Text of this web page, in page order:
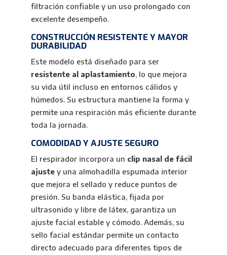
filtración confiable y un uso prolongado con
excelente desempeño.
CONSTRUCCIÓN RESISTENTE Y MAYOR
DURABILIDAD
Este modelo está diseñado para ser
resistente al aplastamiento, lo que mejora
su vida útil incluso en entornos cálidos y
húmedos. Su estructura mantiene la forma y
permite una respiración más eficiente durante
toda la jornada.
COMODIDAD Y AJUSTE SEGURO
El respirador incorpora un clip nasal de fácil
ajustey una almohadilla espumada interior
que mejora el sellado y reduce puntos de
presión. Su banda elástica, fijada por
ultrasonido y libre de látex, garantiza un
ajuste facial estable y cómodo. Además, su
sello facial estándar permite un contacto
directo adecuado para diferentes tipos de